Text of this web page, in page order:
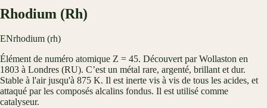
Rhodium (Rh)
ENrhodium (rh)
Élément de numéro atomique Z = 45. Découvert par Wollaston en
1803 à Londres (RU). C’est un métal rare, argenté, brillant et dur.
Stable à l'air jusqu'à 875 K. Il est inerte vis à vis de tous les acides, et
attaqué par les composés alcalins fondus. Il est utilisé comme
catalyseur.